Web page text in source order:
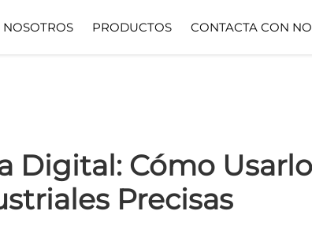
PRODUCTOS CONTACTA CON
Digital: Cómo
Precisas